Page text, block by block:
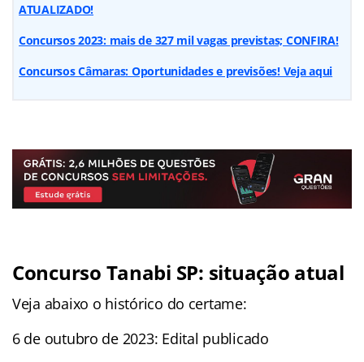
ATUALIZADO!
Concursos 2023: mais de 327 mil vagas previstas; CONFIRA!
Concursos Câmaras: Oportunidades e previsões! Veja aqui
Concurso Tanabi SP: situação atual
Veja abaixo o histórico do certame:
6 de outubro de 2023: Edital publicado